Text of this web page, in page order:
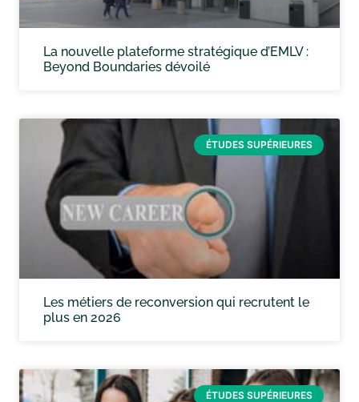
La nouvelle plateforme stratégique d’EMLV :
Beyond Boundaries dévoilé
ÉTUDES SUPÉRIEURES
Les métiers de reconversion qui recrutent le
plus en 2026
ÉTUDES SUPÉRIEURES